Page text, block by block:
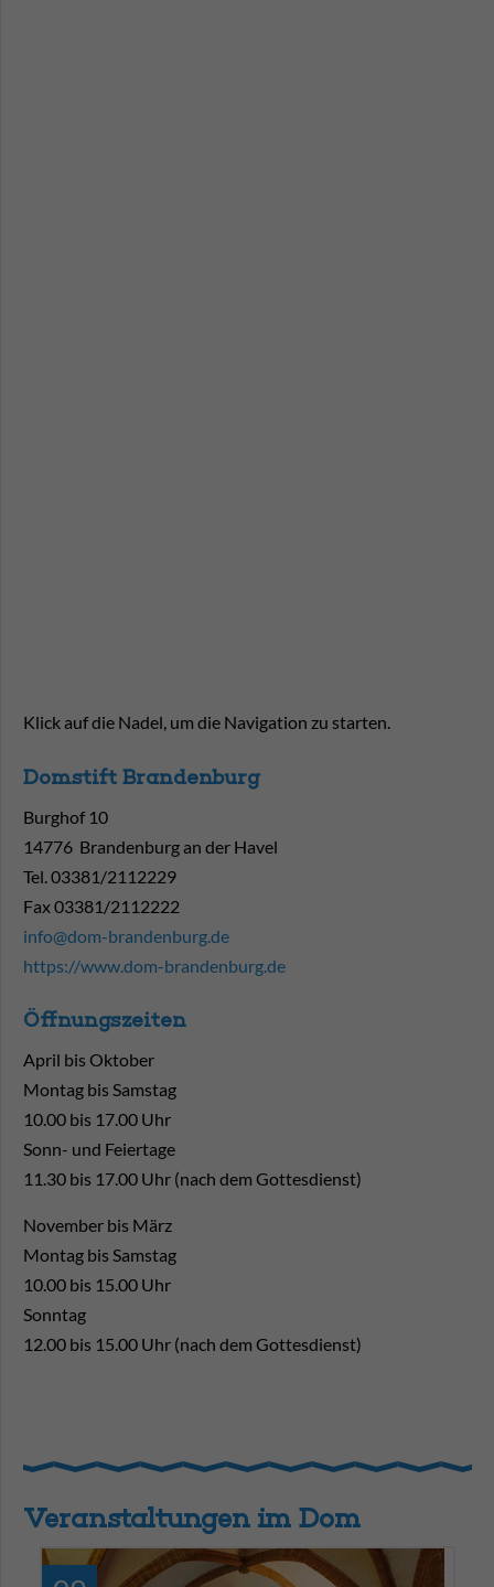
Klick auf die Nadel, um die Navigation zu starten.
Domstift Brandenburg
Burghof 10
14776 Brandenburg an der Havel
Tel. 03381/2112229
Fax 03381/2112222
info@dom-brandenburg.de
https://www.dom-brandenburg.de
Öffnungszeiten
April bis Oktober
Montag bis Samstag
10.00 bis 17.00 Uhr
Sonn- und Feiertage
11.30 bis 17.00 Uhr (nach dem Gottesdienst)
November bis März
Montag bis Samstag
10.00 bis 15.00 Uhr
Sonntag
12.00 bis 15.00 Uhr (nach dem Gottesdienst)
Veranstaltungen im Dom